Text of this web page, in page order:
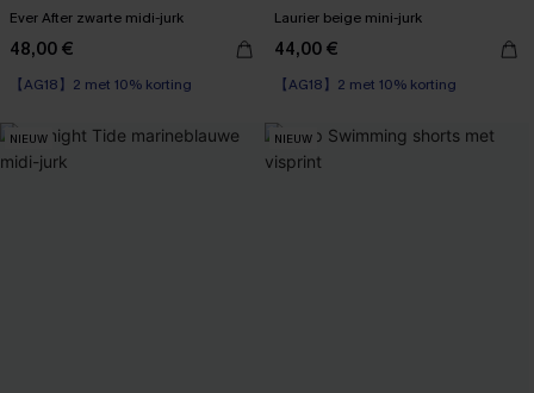
Ever After zwarte midi-jurk
48,00 €
【AG18】2 met 10% korting
Corrigerende jurk
Laurier beige mini-jurk
44,00 €
【AG18】2 met 10% korting
NIEUW NIEUW